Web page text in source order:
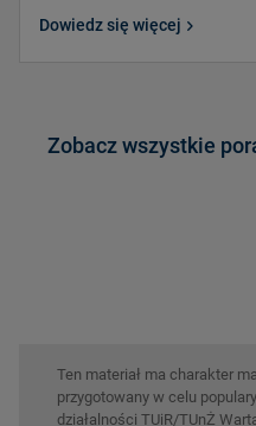
Dowiedz się więcej
Zobacz wszystkie
Ten materiał ma charakter
przygotowany w celu
działalności TUiR/TUnŻ